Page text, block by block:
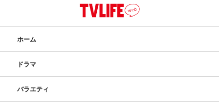
ホーム
ドラマ
バラエティ